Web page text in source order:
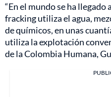
“En el mundo se ha llegado
fracking utiliza el agua,
de químicos, en unas
utiliza la explotación
de la Colombia Humana,